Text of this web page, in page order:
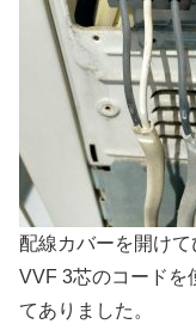
配線カバーを開けて
VVF 3芯のコードを
てありました。